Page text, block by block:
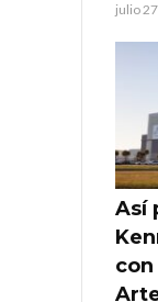
julio
Así
con